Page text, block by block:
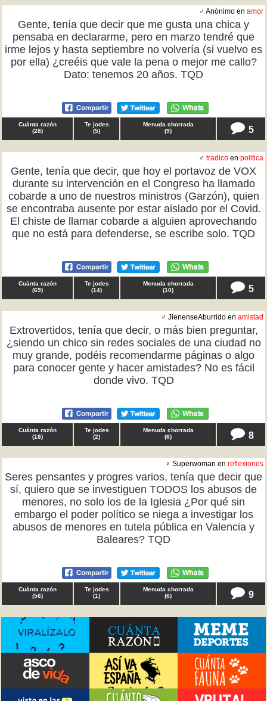
♂ Anónimo en amor
Gente, tenía que decir que me gusta una chica y
pensaba en declararme, pero en marzo tendré que
irme lejos y hasta septiembre no volvería (si vuelvo es
por ella) ¿creéis que vale la pena o mejor me callo?
Dato: tenemos 20 años. TQD
Cuánta razón
(28)
Te jodes
(5)
Menuda chorrada
(9) 5
♂ tradico en politica
Gente, tenía que decir, que hoy el portavoz de VOX
durante su intervención en el Congreso ha llamado
cobarde a uno de nuestros ministros (Garzón), quien
se encontraba ausente por estar aislado por el Covid.
El chiste de llamar cobarde a alguien aprovechando
que no está para defenderse, se escribe solo. TQD
Cuánta razón
(69)
Te jodes
(14)
Menuda chorrada
(10) 5
♂ JienenseAburrido en amistad
Extrovertidos, tenía que decir, o más bien preguntar,
¿siendo un chico sin redes sociales de una ciudad no
muy grande, podéis recomendarme páginas o algo
para conocer gente y hacer amistades? No es fácil
donde vivo. TQD
Cuánta razón
(18)
Te jodes
(2)
Menuda chorrada
(6) 8
♀ Superwoman en reflexiones
Seres pensantes y progres varios, tenía que decir que
sí, quiero que se investiguen TODOS los abusos de
menores, no solo los de la Iglesia ¿Por qué sin
embargo el poder político se niega a investigar los
abusos de menores en tutela pública en Valencia y
Baleares? TQD
Cuánta razón
(56)
Te jodes
(1)
Menuda chorrada
(6) 9